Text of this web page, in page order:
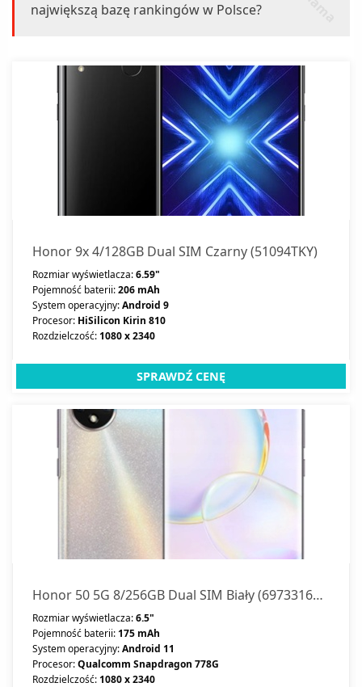
największą bazę rankingów w Polsce?
Honor 9x 4/128GB Dual SIM Czarny (51094TKY)
Rozmiar wyświetlacza:6.59"
Pojemność baterii:206 mAh
System operacyjny:Android 9
Procesor: HiSilicon Kirin 810
Rozdzielczość:1080 x 2340
SPRAWDŹ CENĘ
Honor 50 5G 8/256GB Dual SIM Biały (69733168566820)
Rozmiar wyświetlacza:6.5"
Pojemność baterii:175 mAh
System operacyjny:Android 11
Procesor:Qualcomm Snapdragon 778G
Rozdzielczość:1080 x 2340